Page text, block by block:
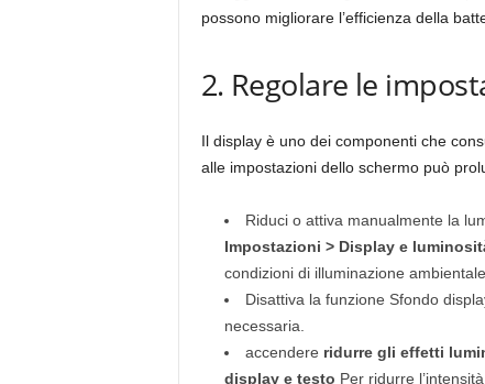
possono migliorare l’efficienza della
2. Regolare le
Il display è uno dei componenti che
alle impostazioni dello schermo può
Riduci o attiva manualmente la
Impostazioni > Display e
condizioni di illuminazione ambientale.
Disattiva la funzione Sfondo
necessaria.
accendere ridurre gli effetti
display e testo Per ridurre